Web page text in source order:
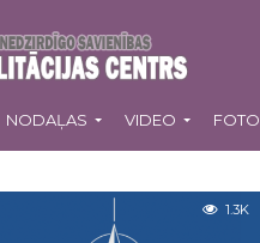
NODAĻAS VIDEO FOTO
1.3K